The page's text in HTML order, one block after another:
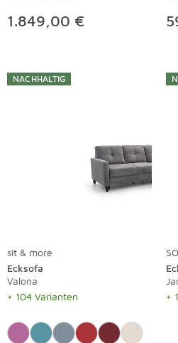
1.849,00 €
NACHHALTIG
sit & more
Ecksofa
Valona
+ 104 Varianten
+